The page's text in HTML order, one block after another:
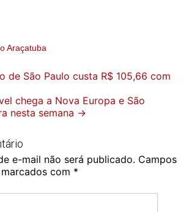
Araçatuba
de São Paulo custa R$ 105,66 com
chega a Nova Europa e São
nesta semana →
e-mail não será publicado. Campos
com *